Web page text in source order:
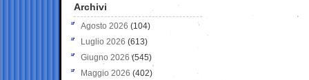
Archivi
Agosto 2026 (104)
Luglio 2026 (613)
Giugno 2026 (545)
Maggio 2026 (402)